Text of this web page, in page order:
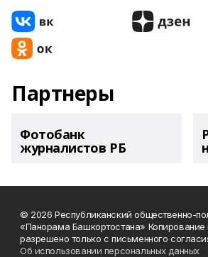
Партнеры
Фотобанк
журналистов РБ
© 2026 Республиканский общественно-
«Панорама Башкортостана»
разрешено только с письменного
Об использовании персональных данных